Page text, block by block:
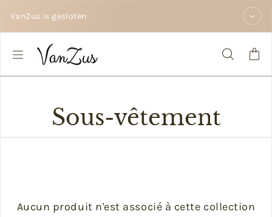
VanZus is gesloten
Sous-vêtement
Aucun produit n'est associé à cette collection